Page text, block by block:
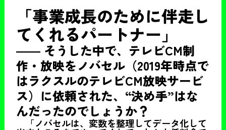
「事業成長のために伴走し
てくれるパートナー」
―― そうした中で、テレビCM制
作・放映をノバセル（2019年時点で
はラクスルのテレビCM放映サービ
ス）に依頼された、“決め手”はな
んだったのでしょうか？
「ノバセルは、変数を整理してデータ化して